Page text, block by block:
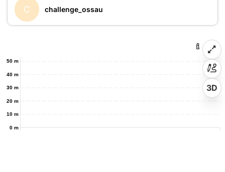
C challenge_ossau
0 m
10 m
20 m
30 m
40 m
50 m
3D